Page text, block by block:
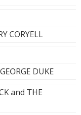
CORYELL
DUKE
and THE